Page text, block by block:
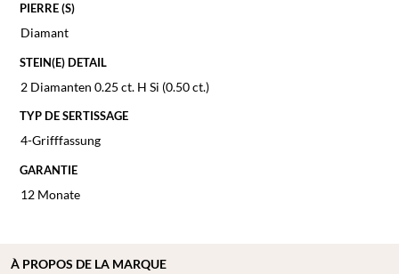
PIERRE (S)
Diamant
STEIN(E) DETAIL
2 Diamanten 0.25 ct. H Si (0.50 ct.)
TYP DE SERTISSAGE
4-Grifffassung
GARANTIE
12 Monate
À PROPOS DE LA MARQUE